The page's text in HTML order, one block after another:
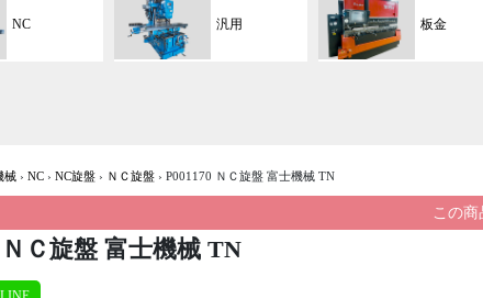
NC 汎用 板金
械 › NC › NC旋盤 › ＮＣ旋盤 › P001170 ＮＣ旋盤 富士機械 TN
この商
ＮＣ旋盤 富士機械 TN